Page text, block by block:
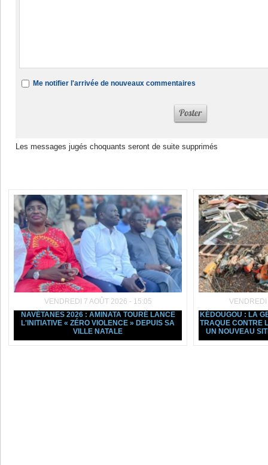
Me notifier l'arrivée de nouveaux commentaires
Les messages jugés choquants seront de suite supprimés
VENDREDI 7 AOÛT 2026 - 15:05
NAVÉTANES 2026 : AMINATA TOURÉ LANCE
L'INITIATIVE « ZÉRO VIOLENCE » DEPUIS SA
VILLE NATALE
KÉDOUGOU : LA
TRAQUE CONTRE
UN NOUVEAU